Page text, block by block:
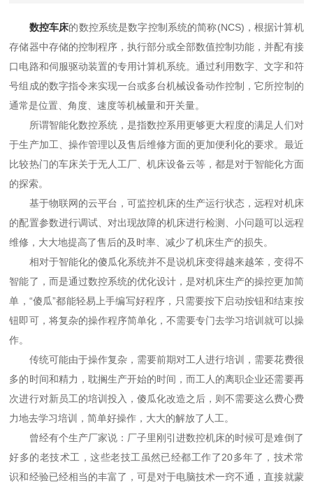
数控车床的数控系统是数字控制系统的简称(NCS)，根据计算机
存储器中存储的控制程序，执行部分或全部数值控制功能，并配有接
口电路和伺服驱动装置的专用计算机系统。通过利用数字、文字和符
号组成的数字指令来实现一台或多台机械设备动作控制，它所控制的
通常是位置、角度、速度等机械量和开关量。
所谓智能化数控系统，是指数控系用更够更大程度的满足人们对
于生产加工、操作管理以及售后维修方面的更加便利化的要求。最近
比较热门的车床关于无人工厂、机床设备云等，都是对于智能化方面
的探索。
基于物联网的云平台，可监控机床的生产运行状态，远程对机床
的配置参数进行调试、对出现故障的机床进行检测、小问题可以远程
维修，大大地提高了售后的及时率、减少了机床生产的损失。
相对于智能化的傻瓜化系统并不是说机床变得越来越笨，变得不
智能了，而是通过数控系统的优化设计，是对机床生产的操控更加简
单，“傻瓜”都能轻易上手编写好程序，只需要按下启动按钮和结束按
钮即可，将复杂的操作程序简单化，不需要专门去学习培训就可以操
作。
传统可能由于操作复杂，需要前期对工人进行培训，需要花费很
多的时间和精力，耽搁生产开始的时间，而工人的离职企业还需要再
次进行对新员工的培训投入，傻瓜化改造之后，则不需要这么费心费
力地去学习培训，简单好操作，大大的解放了人工。
曾经有个生产厂家说：厂子里刚引进数控机床的时候可是难倒了
好多的老技术工，这些老技工虽然已经都工作了20多年了，技术常
识和经验已经相当的丰富了，可是对于电脑技术一窍不通，直接就蒙